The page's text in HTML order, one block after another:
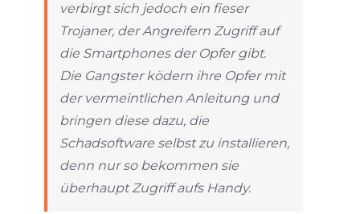
verbirgt sich jedoch ein fieser
Trojaner, der Angreifern Zugriff auf
die Smartphones der Opfer gibt.
Die Gangster ködern ihre Opfer mit
der vermeintlichen Anleitung und
bringen diese dazu, die
Schadsoftware selbst zu installieren,
denn nur so bekommen sie
überhaupt Zugriff aufs Handy.